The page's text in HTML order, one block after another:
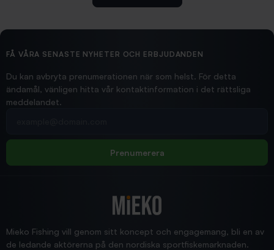
2026/02/19
Hittade exakt vad jag behövde. Snabb och bra...
Jensa
FÅ VÅRA SENASTE NYHETER OCH ERBJUDANDEN
Du kan avbryta prenumerationen när som helst. För detta
ändamål, vänligen hitta vår kontaktinformation i det rättsliga
meddelandet.
Prenumerera
Mieko Fishing vill genom sitt koncept och engagemang, bli en av
de ledande aktörerna på den nordiska sportfiskemarknaden.